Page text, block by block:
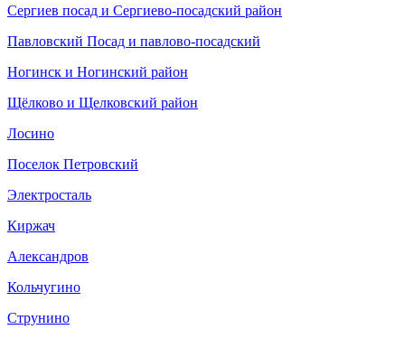
Cергиев посад и Сергиево-посадский район
Павловский Посад и павлово-посадский
Ногинск и Ногинский район
Щёлково и Щелковский район
Лосино
Поселок Петровский
Электросталь
Киржач
Александров
Кольчугино
Струнино